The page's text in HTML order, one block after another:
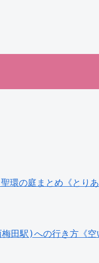
の庭まとめ《とりあ
田駅)への行き方《空